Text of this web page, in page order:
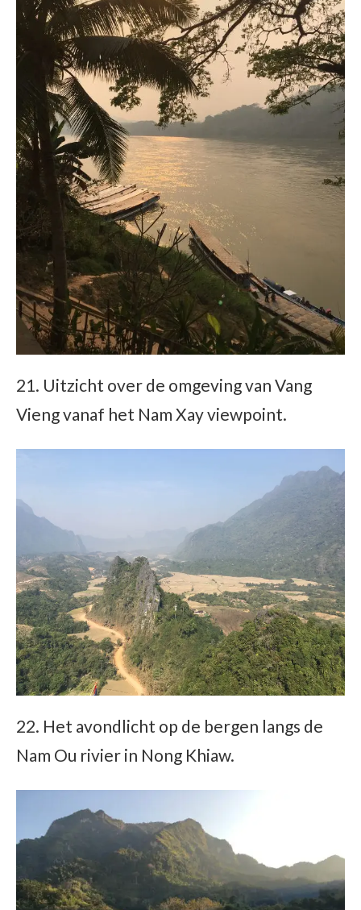
21. Uitzicht over de omgeving van Vang
Vieng vanaf het Nam Xay viewpoint.
22. Het avondlicht op de bergen langs de
Nam Ou rivier in Nong Khiaw.